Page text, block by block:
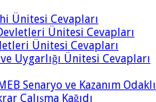
Ünitesi Cevapları
Ünitesi Cevapları
Ünitesi Cevapları
Uygarlığı Ünitesi Cevapları
Senaryo ve Kazanım Odaklı
Çalışma Kağıdı